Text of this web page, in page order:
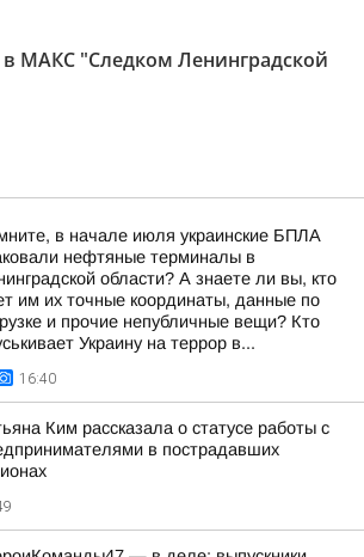
в МАКС "Следком Ленинградской
в начале июля украинские БПЛА
нефтяные терминалы в
области? А знаете ли вы, кто
им их точные координаты, данные по
и прочие непубличные вещи? Кто
Украину на террор в...
16:40
Ким рассказала о статусе работы с
в пострадавших